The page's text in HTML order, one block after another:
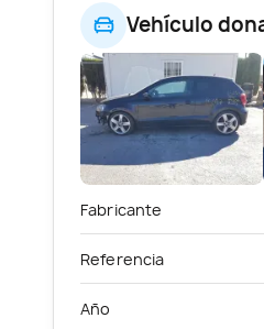
Vehículo
Fabricante
Referencia
Año